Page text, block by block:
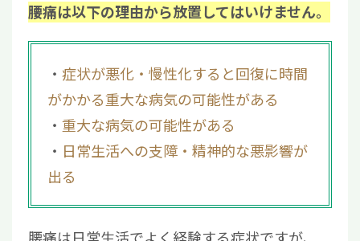
避けられる
7腰痛は放置せず医療機関を受診しよう
腰痛は以下の理由から放置してはいけません。
症状が悪化・慢性化すると回復に時間
がかかる重大な病気の可能性がある
重大な病気の可能性がある
日常生活への支障・精神的な悪影響が
出る